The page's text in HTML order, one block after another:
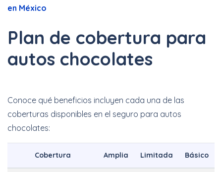
en México
Plan de cobertura para
autos chocolates
Conoce qué beneficios incluyen cada una de las
coberturas disponibles en el seguro para autos
chocolates:
Cobertura Amplia Limitada Básico